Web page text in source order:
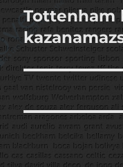
Sonraki
yazı:
Tottenham